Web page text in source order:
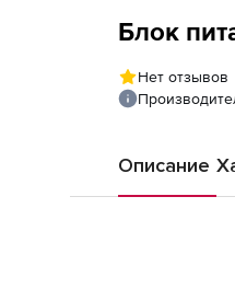
Блок
Нет отзывов
Описание